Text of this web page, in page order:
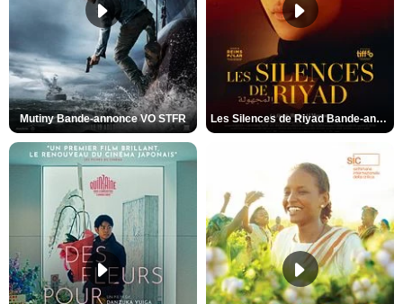
Mutiny Bande-annonce VO STFR Les Silences de Riyad Bande-annonce VO STFR